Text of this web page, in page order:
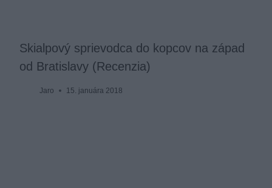
Skialpový sprievodca do kopcov na západ
od Bratislavy (Recenzia)
Jaro 15. januára 2018